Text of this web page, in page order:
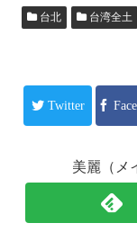
台北 台湾全土
Twitter
美麗（メ